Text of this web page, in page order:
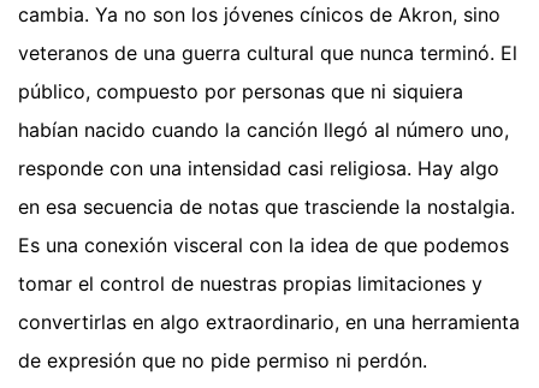
cambia. Ya no son los jóvenes cínicos de Akron, sino
veteranos de una guerra cultural que nunca terminó. El
público, compuesto por personas que ni siquiera
habían nacido cuando la canción llegó al número uno,
responde con una intensidad casi religiosa. Hay algo
en esa secuencia de notas que trasciende la nostalgia.
Es una conexión visceral con la idea de que podemos
tomar el control de nuestras propias limitaciones y
convertirlas en algo extraordinario, en una herramienta
de expresión que no pide permiso ni perdón.